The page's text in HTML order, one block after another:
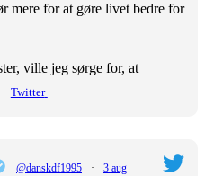
mere for at gøre livet bedre for
ville jeg sørge for, at
Twitter
@danskdf1995 · 3 aug